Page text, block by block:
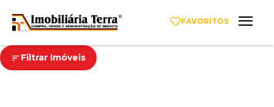
FAVORITOS
Filtrar Imóveis